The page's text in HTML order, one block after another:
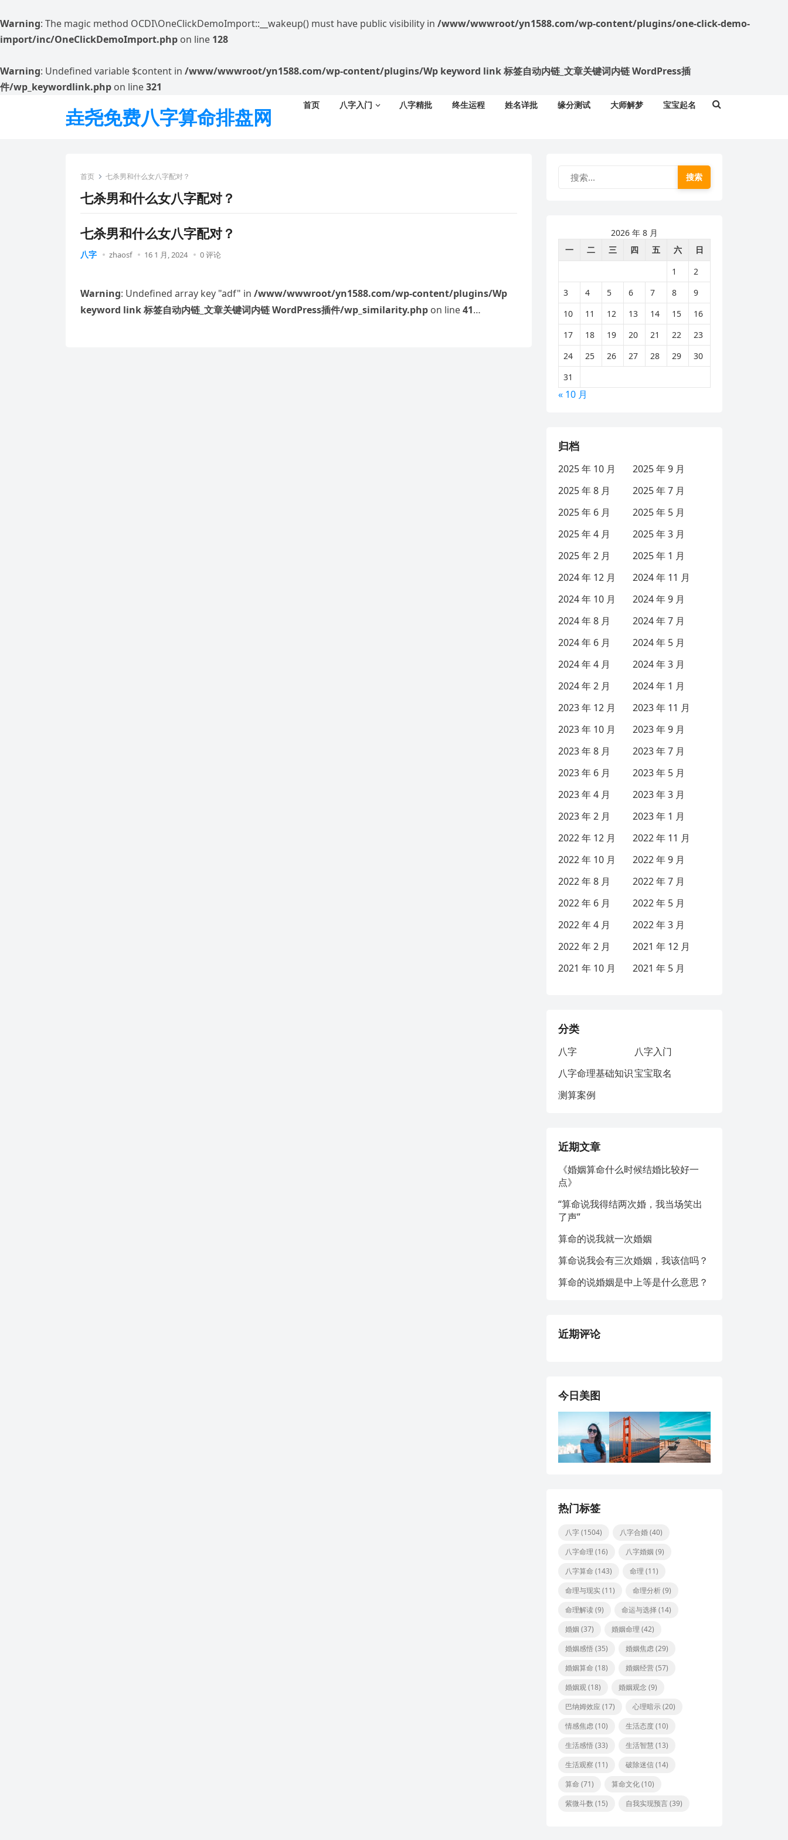
Warning: The magic method OCDI\OneClickDemoImport::__wakeup() must have public visibility in /www/wwwroot/yn1588.com/wp-content/plugins/one-click-demo-
import/inc/OneClickDemoImport.php on line 128
Warning: Undefined variable $content in /www/wwwroot/yn1588.com/wp-content/plugins/Wp keyword link 标签自动内链_文章关键词内链 WordPress插
件/wp_keywordlink.php on line321
垚尧免费八字算命排盘网 首页 八字入门 八字精批 终生运程 姓名详批 缘分测试 大师解梦 宝宝起名
首页 七杀男和什么女八字配对？
七杀男和什么女八字配对？
七杀男和什么女八字配对？
八字 zhaosf 16 1 月, 2024 0 评论
Warning : Undefined array key "adf" in /www/wwwroot/yn1588.com/wp-content/plugins/Wp
keyword link 标签自动内链_文章关键词内链 WordPress插件/wp_similarity.php on line41
搜索
2026 年 8 月
一
二 三 四 五 六
日
1
2
3
4 5 6 7 8
9
10
11 12 13 14 15
16
17
18 19 20 21 22
23
24
25 26 27 28 29
30
31
« 10 月
归档
2025 年 10 月
2025 年 9 月
2025 年 8 月
2025 年 7 月
2025 年 6 月
2025 年 5 月
2025 年 4 月
2025 年 3 月
2025 年 2 月
2025 年 1 月
2024 年 12 月
2024 年 11 月
2024 年 10 月
2024 年 9 月
2024 年 8 月
2024 年 7 月
2024 年 6 月
2024 年 5 月
2024 年 4 月
2024 年 3 月
2024 年 2 月
2024 年 1 月
2023 年 12 月
2023 年 11 月
2023 年 10 月
2023 年 9 月
2023 年 8 月
2023 年 7 月
2023 年 6 月
2023 年 5 月
2023 年 4 月
2023 年 3 月
2023 年 2 月
2023 年 1 月
2022 年 12 月
2022 年 11 月
2022 年 10 月
2022 年 9 月
2022 年 8 月
2022 年 7 月
2022 年 6 月
2022 年 5 月
2022 年 4 月
2022 年 3 月
2022 年 2 月
2021 年 12 月
2021 年 10 月
2021 年 5 月
分类
八字
八字入门
八字命理基础知识宝宝取名
测算案例
近期文章
《婚姻算命什么时候结婚比较好一
点》
“算命说我得结两次婚，我当场笑出
了声”
算命的说我就一次婚姻
算命说我会有三次婚姻，我该信吗？
算命的说婚姻是中上等是什么意思？
近期评论
今日美图
热门标签
八字(1504) 八字合婚(40)
八字命理 (16) 八字婚姻 (9)
八字算命 (143) 命理 (11)
命理与现实(11) 命理分析(9)
命理解读(9) 命运与选择(14)
婚姻 (37) 婚姻命理 (42)
婚姻感悟(35) 婚姻焦虑(29)
婚姻算命 (18) 婚姻经营(57)
婚姻观(18) 婚姻观念 (9)
巴纳姆效应 (17) 心理暗示(20)
情感焦虑(10) 生活态度(10)
生活感悟(33) 生活智慧 (13)
生活观察 (11) 破除迷信(14)
算命 (71) 算命文化(10)
紫微斗数 (15) 自我实现预言(39)